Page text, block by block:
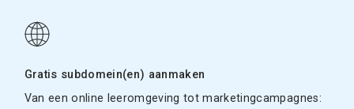
Gratis subdomein(en) aanmaken
Van een online leeromgeving tot marketingcampagnes: